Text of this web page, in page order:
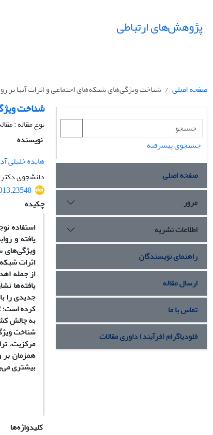
پژوهش‌های ارتباطی
صفحه اصلی شناخت ویژگی‌های شبکه‌های اجتماعی و اثرات آنها بر
شناخت
نوع مقاله :
نویسنده
هایده خلیلی
دانشجوی
چکیده
استفاده
یافته و
ویژگی‌های
اثرات
از جمله
جدیدی را
شناخت
مرکزیت،
همزمان بر
بیشتری
کلیدواژه‌ها
جستجوی پیشرفته
صفحه اصلی
مرور
اطلاعات نشریه
راهنمای نویسندگان
ارسال مقاله
تماس با ما
فلودیاگرام (فرآیند) داوری مقالات